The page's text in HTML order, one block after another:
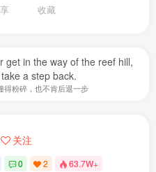
收藏
get in the way of the reef hill,
a step back.
得粉碎，也不肯后退一步
关注
0 2 63.7W+